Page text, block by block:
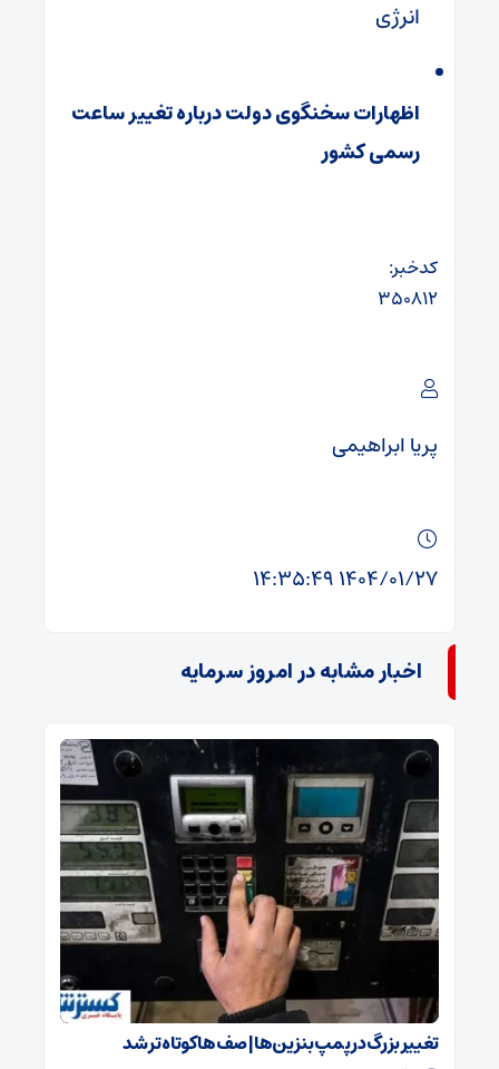
انرژی
اظهارات سخنگوی دولت درباره تغییر ساعت
رسمی کشور
کدخبر:
۳۵۰۸۱۲
پریا ابراهیمی
۱۴۰۴/۰۱/۲۷ ۱۴:۳۵:۴۹
اخبار مشابه در امروز سرمایه
تغییر بزرگ در پمپ بنزین‌ها | صف‌ها کوتاه تر شد